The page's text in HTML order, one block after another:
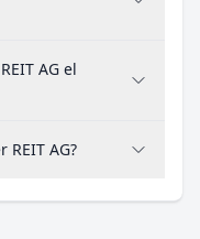
AG el
AG?